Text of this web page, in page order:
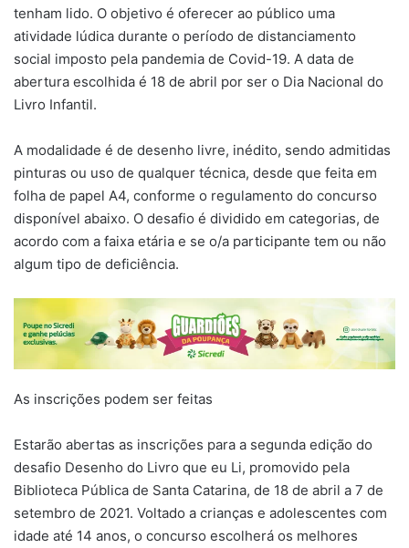
tenham lido. O objetivo é oferecer ao público uma
atividade lúdica durante o período de distanciamento
social imposto pela pandemia de Covid-19. A data de
abertura escolhida é 18 de abril por ser o Dia Nacional do
Livro Infantil.
A modalidade é de desenho livre, inédito, sendo admitidas
pinturas ou uso de qualquer técnica, desde que feita em
folha de papel A4, conforme o regulamento do concurso
disponível abaixo. O desafio é dividido em categorias, de
acordo com a faixa etária e se o/a participante tem ou não
algum tipo de deficiência.
As inscrições podem ser feitas
Estarão abertas as inscrições para a segunda edição do
desafio Desenho do Livro que eu Li, promovido pela
Biblioteca Pública de Santa Catarina, de 18 de abril a 7 de
setembro de 2021. Voltado a crianças e adolescentes com
idade até 14 anos, o concurso escolherá os melhores